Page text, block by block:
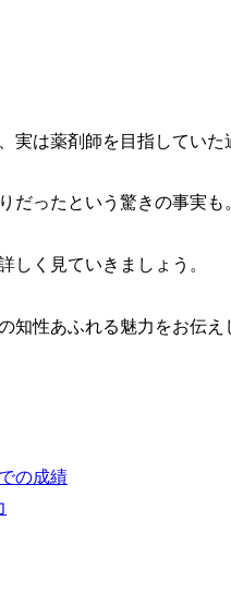
は薬剤師を目指していた
だったという驚きの事実も
しく見ていきましょう。
知性あふれる魅力をお伝え
の成績